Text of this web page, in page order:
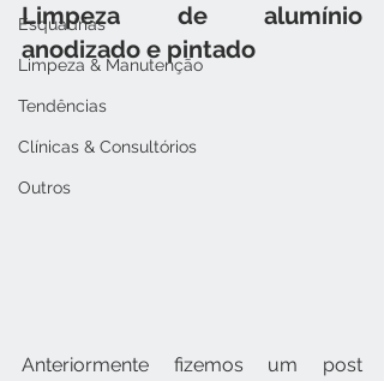
Esquadrias
Limpeza & Manutenção
Tendências
Clínicas & Consultórios
Outros
Limpeza de alumínio
anodizado e pintado
Anteriormente fizemos um post